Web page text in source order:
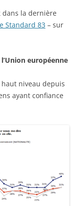
dans la dernière
Standard 83 – sur
européenne
haut niveau depuis
ayant confiance